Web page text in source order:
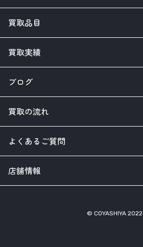
買取品目
買取実績
ブログ
買取の流れ
よくあるご質問
店舗情報
© COYASHIYA 2022